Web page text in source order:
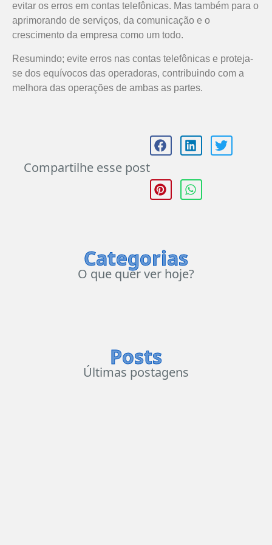
Categorias
O que quer ver hoje?
Posts
Últimas postagens
evitar os erros em contas telefônicas. Mas também para o
aprimorando de serviços, da comunicação e o
crescimento da empresa como um todo.
Resumindo; evite erros nas contas telefônicas e proteja-
se dos equívocos das operadoras, contribuindo com a
melhora das operações de ambas as partes.
Compartilhe esse post